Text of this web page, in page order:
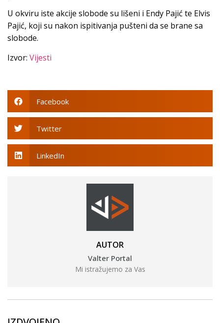
U okviru iste akcije slobode su lišeni i Endy Pajić te Elvis
Pajić, koji su nakon ispitivanja pušteni da se brane sa
slobode.
Izvor: Vijesti
Facebook
Twitter
LinkedIn
AUTOR
Valter Portal
Mi istražujemo za Vas